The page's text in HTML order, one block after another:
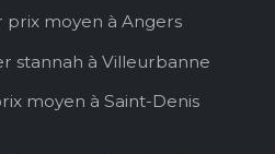
prix moyen à Angers
stannah à Villeurbanne
moyen à Saint-Denis